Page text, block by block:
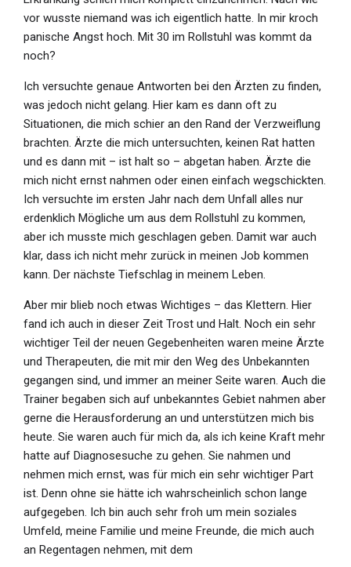
vor wusste niemand was ich eigentlich hatte. In mir kroch
panische Angst hoch. Mit 30 im Rollstuhl was kommt da
noch?
Ich versuchte genaue Antworten bei den Ärzten zu finden,
was jedoch nicht gelang. Hier kam es dann oft zu
Situationen, die mich schier an den Rand der Verzweiflung
brachten. Ärzte die mich untersuchten, keinen Rat hatten
und es dann mit – ist halt so – abgetan haben. Ärzte die
mich nicht ernst nahmen oder einen einfach wegschickten.
Ich versuchte im ersten Jahr nach dem Unfall alles nur
erdenklich Mögliche um aus dem Rollstuhl zu kommen,
aber ich musste mich geschlagen geben. Damit war auch
klar, dass ich nicht mehr zurück in meinen Job kommen
kann. Der nächste Tiefschlag in meinem Leben.
Aber mir blieb noch etwas Wichtiges – das Klettern. Hier
fand ich auch in dieser Zeit Trost und Halt. Noch ein sehr
wichtiger Teil der neuen Gegebenheiten waren meine Ärzte
und Therapeuten, die mit mir den Weg des Unbekannten
gegangen sind, und immer an meiner Seite waren. Auch die
Trainer begaben sich auf unbekanntes Gebiet nahmen aber
gerne die Herausforderung an und unterstützen mich bis
heute. Sie waren auch für mich da, als ich keine Kraft mehr
hatte auf Diagnosesuche zu gehen. Sie nahmen und
nehmen mich ernst, was für mich ein sehr wichtiger Part
ist. Denn ohne sie hätte ich wahrscheinlich schon lange
aufgegeben. Ich bin auch sehr froh um mein soziales
Umfeld, meine Familie und meine Freunde, die mich auch
an Regentagen nehmen, mit dem